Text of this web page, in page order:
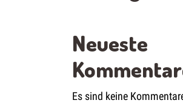
Neueste
Es sind keine